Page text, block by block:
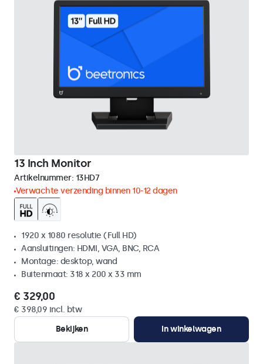
13 Inch Monitor
Artikelnummer: 13HD7
Verwachte verzending binnen 10-12 dagen
1920 x 1080 resolutie (Full HD)
Aansluitingen: HDMI, VGA, BNC, RCA
Montage: desktop, wand
Buitenmaat: 318 x 200 x 33 mm
€ 329,00
€ 398,09 incl. btw
Bekijken
In winkelwagen